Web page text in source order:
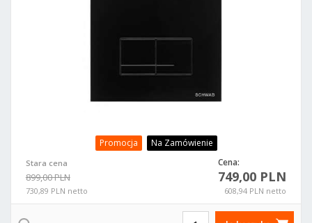
Promocja Na Zamówienie
Stara cena
899,00 PLN
730,89 PLN netto
Cena:
749,00 PLN
608,94 PLN netto